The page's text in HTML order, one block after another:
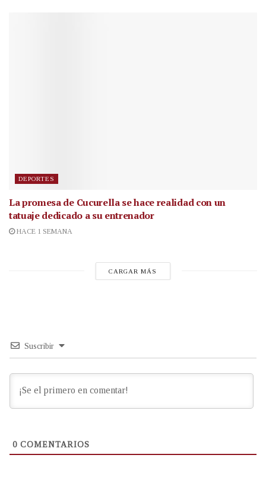
DEPORTES
La promesa de Cucurella se hace realidad con un
tatuaje dedicado a su entrenador
HACE 1 SEMANA
CARGAR MÁS
Suscribir
0 COMENTARIOS